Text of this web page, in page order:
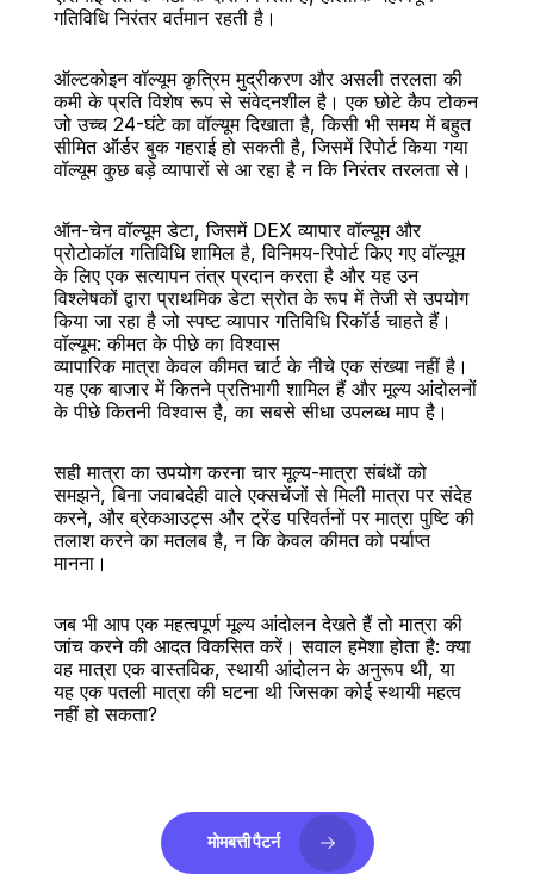
गतिविधि निरंतर वर्तमान रहती है।
ऑल्टकोइन वॉल्यूम कृत्रिम मुद्रीकरण और असली तरलता की
कमी के प्रति विशेष रूप से संवेदनशील है। एक छोटे कैप टोकन
जो उच्च 24-घंटे का वॉल्यूम दिखाता है, किसी भी समय में बहुत
सीमित ऑर्डर बुक गहराई हो सकती है, जिसमें रिपोर्ट किया गया
वॉल्यूम कुछ बड़े व्यापारों से आ रहा है न कि निरंतर तरलता से।
ऑन-चेन वॉल्यूम डेटा, जिसमें DEX व्यापार वॉल्यूम और
प्रोटोकॉल गतिविधि शामिल है, विनिमय-रिपोर्ट किए गए वॉल्यूम
के लिए एक सत्यापन तंत्र प्रदान करता है और यह उन
विश्लेषकों द्वारा प्राथमिक डेटा स्रोत के रूप में तेजी से उपयोग
किया जा रहा है जो स्पष्ट व्यापार गतिविधि रिकॉर्ड चाहते हैं।
वॉल्यूम: कीमत के पीछे का विश्वास
व्यापारिक मात्रा केवल कीमत चार्ट के नीचे एक संख्या नहीं है।
यह एक बाजार में कितने प्रतिभागी शामिल हैं और मूल्य आंदोलनों
के पीछे कितनी विश्वास है, का सबसे सीधा उपलब्ध माप है।
सही मात्रा का उपयोग करना चार मूल्य-मात्रा संबंधों को
समझने, बिना जवाबदेही वाले एक्सचेंजों से मिली मात्रा पर संदेह
करने, और ब्रेकआउट्स और ट्रेंड परिवर्तनों पर मात्रा पुष्टि की
तलाश करने का मतलब है, न कि केवल कीमत को पर्याप्त
मानना।
जब भी आप एक महत्वपूर्ण मूल्य आंदोलन देखते हैं तो मात्रा की
जांच करने की आदत विकसित करें। सवाल हमेशा होता है: क्या
वह मात्रा एक वास्तविक, स्थायी आंदोलन के अनुरूप थी, या
यह एक पतली मात्रा की घटना थी जिसका कोई स्थायी महत्व
नहीं हो सकता?
मोमबत्ती पैटर्न